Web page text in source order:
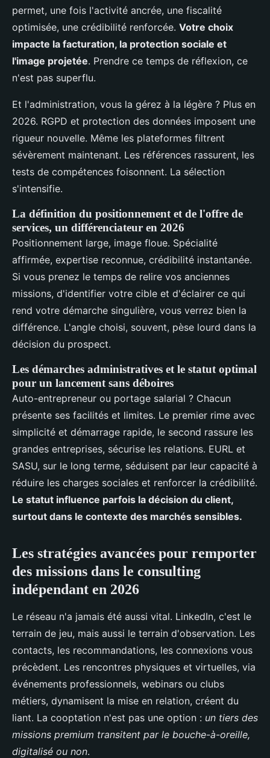
permet, une fois l'activité ancrée, une fiscalité
optimisée, une crédibilité renforcée. Votre choix
impacte la facturation, la protection sociale et
l'image projetée. Prendre ce temps de réflexion, ce
n'est pas superflu.
Et l'administration, vous la gérez à la légère ? Plus en
2026. RGPD et protection des données imposent une
rigueur nouvelle. Même les plateformes filtrent
sévèrement maintenant. Les références rassurent, les
tests de compétences foisonnent. La sélection
s'intensifie.
La définition du positionnement et de l'offre de
services, un différenciateur en 2026
Positionnement large, image floue. Spécialité
affirmée, expertise reconnue, crédibilité instantanée.
Si vous prenez le temps de relire vos anciennes
missions, d'identifier votre cible et d'éclairer ce qui
rend votre démarche singulière, vous verrez bien la
différence. L'angle choisi, souvent, pèse lourd dans la
décision du prospect.
Les démarches administratives et le statut optimal
pour un lancement sans déboires
Auto-entrepreneur ou portage salarial ? Chacun
présente ses facilités et limites. Le premier rime avec
simplicité et démarrage rapide, le second rassure les
grandes entreprises, sécurise les relations. EURL et
SASU, sur le long terme, séduisent par leur capacité à
réduire les charges sociales et renforcer la crédibilité.
Le statut influence parfois la décision du client,
surtout dans le contexte des marchés sensibles.
Les stratégies avancées pour remporter
des missions dans le consulting
indépendant en 2026
Le réseau n'a jamais été aussi vital. LinkedIn, c'est le
terrain de jeu, mais aussi le terrain d'observation. Les
contacts, les recommandations, les connexions vous
précèdent. Les rencontres physiques et virtuelles, via
événements professionnels, webinars ou clubs
métiers, dynamisent la mise en relation, créent du
liant. La cooptation n'est pas une option : un tiers des
missions premium transitent par le bouche-à-oreille,
digitalisé ou non.